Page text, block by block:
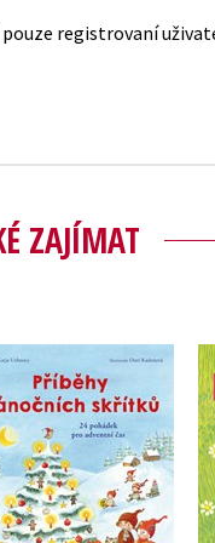
registrovaní
ZAJÍMAT
Příběhy vánočních
skřítků
Ingrid Uebeová